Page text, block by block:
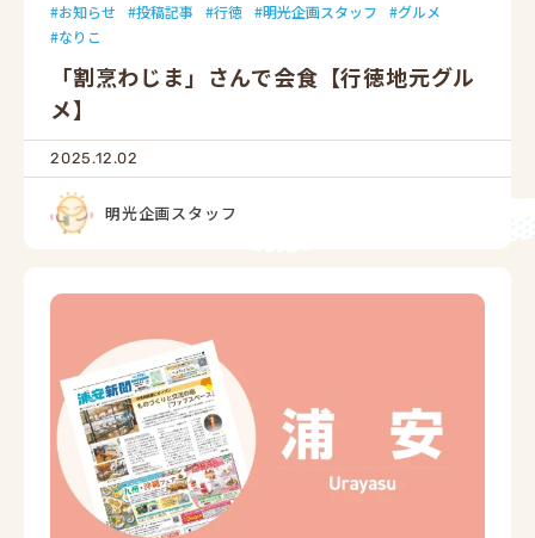
お知らせ 投稿記事 行徳 明光企画スタッフ
グルメ
なりこ
「割烹わじま」さんで会食【行徳地元グル
メ】
2025.12.02
明光企画スタッフ